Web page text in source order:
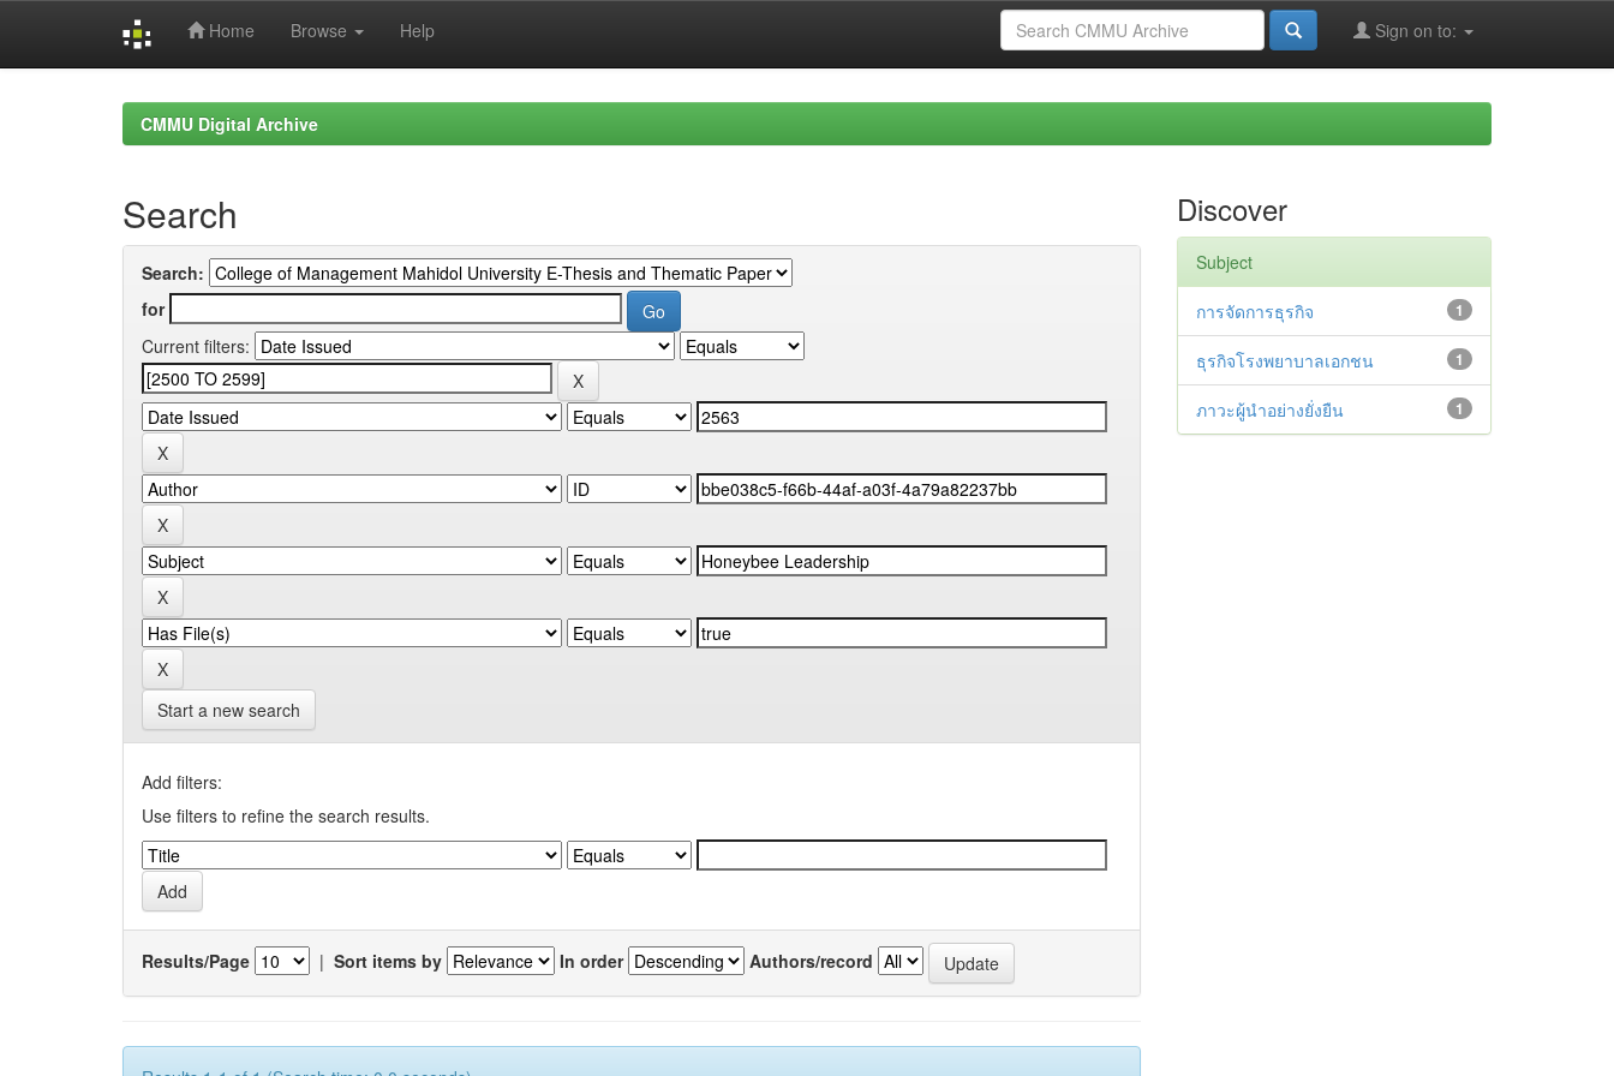
Home Browse Help Sign on to:
CMMU Digital Archive
Search
Search:
for
Current filters:
Start a new search
Add filters:
Use filters to refine the search results.
Results/Page | Sort items by In order Authors/record
Discover
Subject
1
การจัดการธุรกิจ
1
ธุรกิจโรงพยาบาลเอกชน
1
ภาวะผู้นำอย่างยั่งยืน